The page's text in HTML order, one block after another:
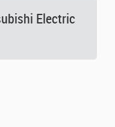
Electric